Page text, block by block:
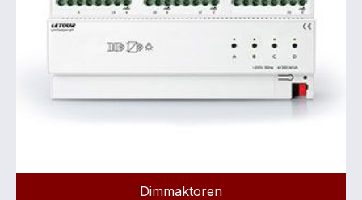
Dimmaktoren